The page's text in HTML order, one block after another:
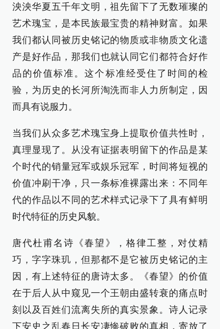
泱泱华夏五千年文明，祖先留下了无数璀璨的
艺术瑰宝，是本民族最宝贵的精神财富。如果
我们都认同被历史铭记的物质或非物质文化遗
产是好作品，那我们也就认同它们都符合好作
品的价值标准。这个标准经受住了时间的检
验，为历史的长河所淘洗而非人力所制定，因
而具有说服力。
当我们从众多艺术瑰宝身上提取价值共性时，
真理显现了。从没有证据表明留下的作品是某
个时代的销量冠军或娱乐冠军，时间将短视的
价值冲刷干净，只一条标准裸露出来：不同年
代的作品以不同的艺术样式记录下了具有鲜明
时代特征的历史风貌。
唐代杜甫名诗《春望》，格律工整，对仗精
巧，字字珠玑，但那都不是它被历史铭记的主
因，有上述特征的唐诗太多。《春望》的价值
在于后人从中窥见一个王朝由盛转衰的痛点时
刻以及百姓们流离失所的真实景象。诗人记录
下安史之乱春日长安凄惨破败的真相，寄放了